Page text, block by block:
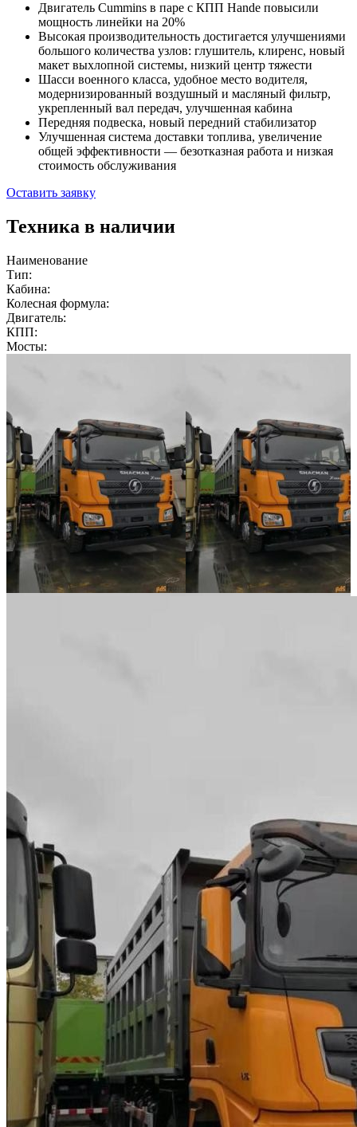
Двигатель Cummins в паре с КПП Hande повысили
мощность линейки на 20%
Высокая производительность достигается улучшениями
большого количества узлов: глушитель, клиренс, новый
макет выхлопной системы, низкий центр тяжести
Шасси военного класса, удобное место водителя,
модернизированный воздушный и масляный фильтр,
укрепленный вал передач, улучшенная кабина
Передняя подвеска, новый передний стабилизатор
Улучшенная система доставки топлива, увеличение
общей эффективности — безотказная работа и низкая
стоимость обслуживания
Оставить заявку
Техника в наличии
Наименование
Тип:
Кабина:
Колесная формула:
Двигатель:
КПП:
Мосты: